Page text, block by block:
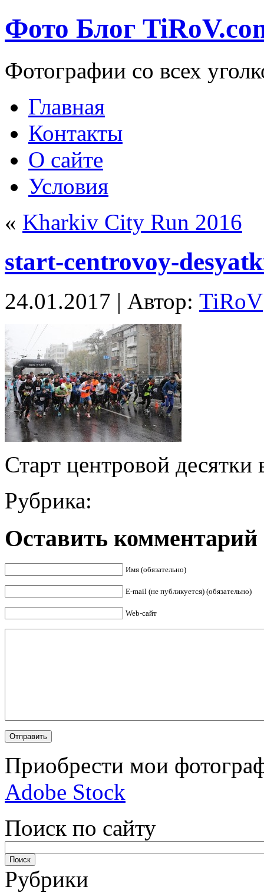
Фото Блог
Фотографии со всех
Главная
Контакты
О сайте
Условия
« Kharkiv City Run 2016
start-centrovoy-
24.01.2017 | Автор: TiRoV
Старт центровой десятки
Рубрика:
Оставить комментарий
Имя (обязательно)
E-mail (не публикуется) (обязательно)
Web-сайт
Приобрести мои
Adobe Stock
Поиск по сайту
Рубрики